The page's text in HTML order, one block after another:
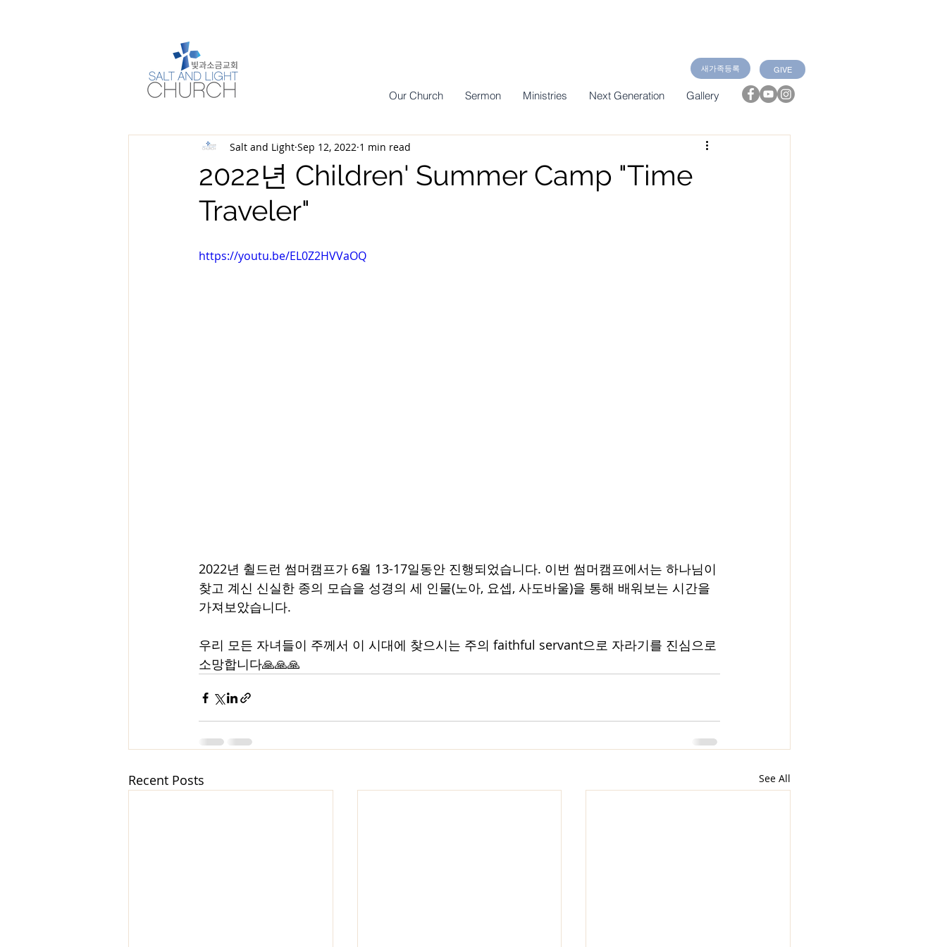
새가족등록 GIVE
Our Church Sermon Ministries Next Generation Gallery
2022년 Children' Summer Camp "Time
Traveler"
Salt and Light Sep 12, 2022 1 min read
https://youtu.be/EL0Z2HVVaOQ
2022년 췰드런 썸머캠프가 6월 13-17일동안 진행되었습니다. 이번 썸머캠프에서는 하나님이
찾고 계신 신실한 종의 모습을 성경의 세 인물(노아, 요셉, 사도바울)을 통해 배워보는 시간을
가져보았습니다.
우리 모든 자녀들이 주께서 이 시대에 찾으시는 주의 faithful servant으로 자라기를 진심으로
소망합니다🙏🙏🙏
Recent Posts See All